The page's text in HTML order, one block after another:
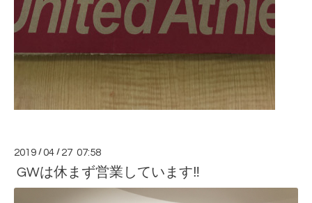
2019 /04 / 27 07:58
GWは休まず営業しています‼︎